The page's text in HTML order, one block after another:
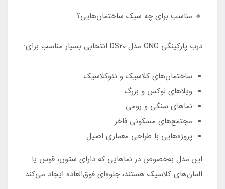
🔸 مناسب برای چه سبک ساختمان‌هایی؟
درب پارکینگی CNC مدل DS20 انتخابی بسیار مناسب برای:
ساختمان‌های کلاسیک و نئوکلاسیک
ویلاهای لوکس و بزرگ
نماهای سنگی و رومی
مجتمع‌های مسکونی فاخر
پروژه‌هایی با طراحی معماری اصیل
این مدل به‌خصوص در نماهایی که دارای ستون، قوس یا
المان‌های کلاسیک هستند، جلوه‌ای فوق‌العاده ایجاد می‌کند.